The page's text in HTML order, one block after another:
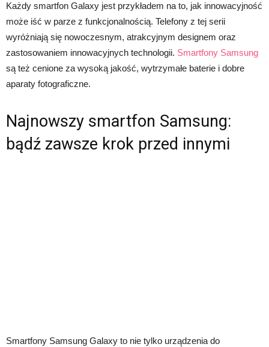
Każdy smartfon Galaxy jest przykładem na to, jak innowacyjność
może iść w parze z funkcjonalnością. Telefony z tej serii
wyróżniają się nowoczesnym, atrakcyjnym designem oraz
zastosowaniem innowacyjnych technologii. Smartfony Samsung
są też cenione za wysoką jakość, wytrzymałe baterie i dobre
aparaty fotograficzne.
Najnowszy smartfon Samsung:
bądź zawsze krok przed innymi
Smartfony Samsung Galaxy to nie tylko urządzenia do